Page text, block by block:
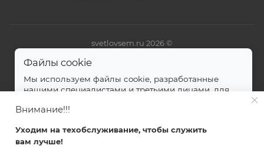
svetlovsem.ru 2026 ©
Внимание!!!
Уходим на техобслуживание, чтобы служить
вам лучше!
Файлы cookie
Мы используем файлы cookie, разработанные
нашими специалистами и третьими лицами, для